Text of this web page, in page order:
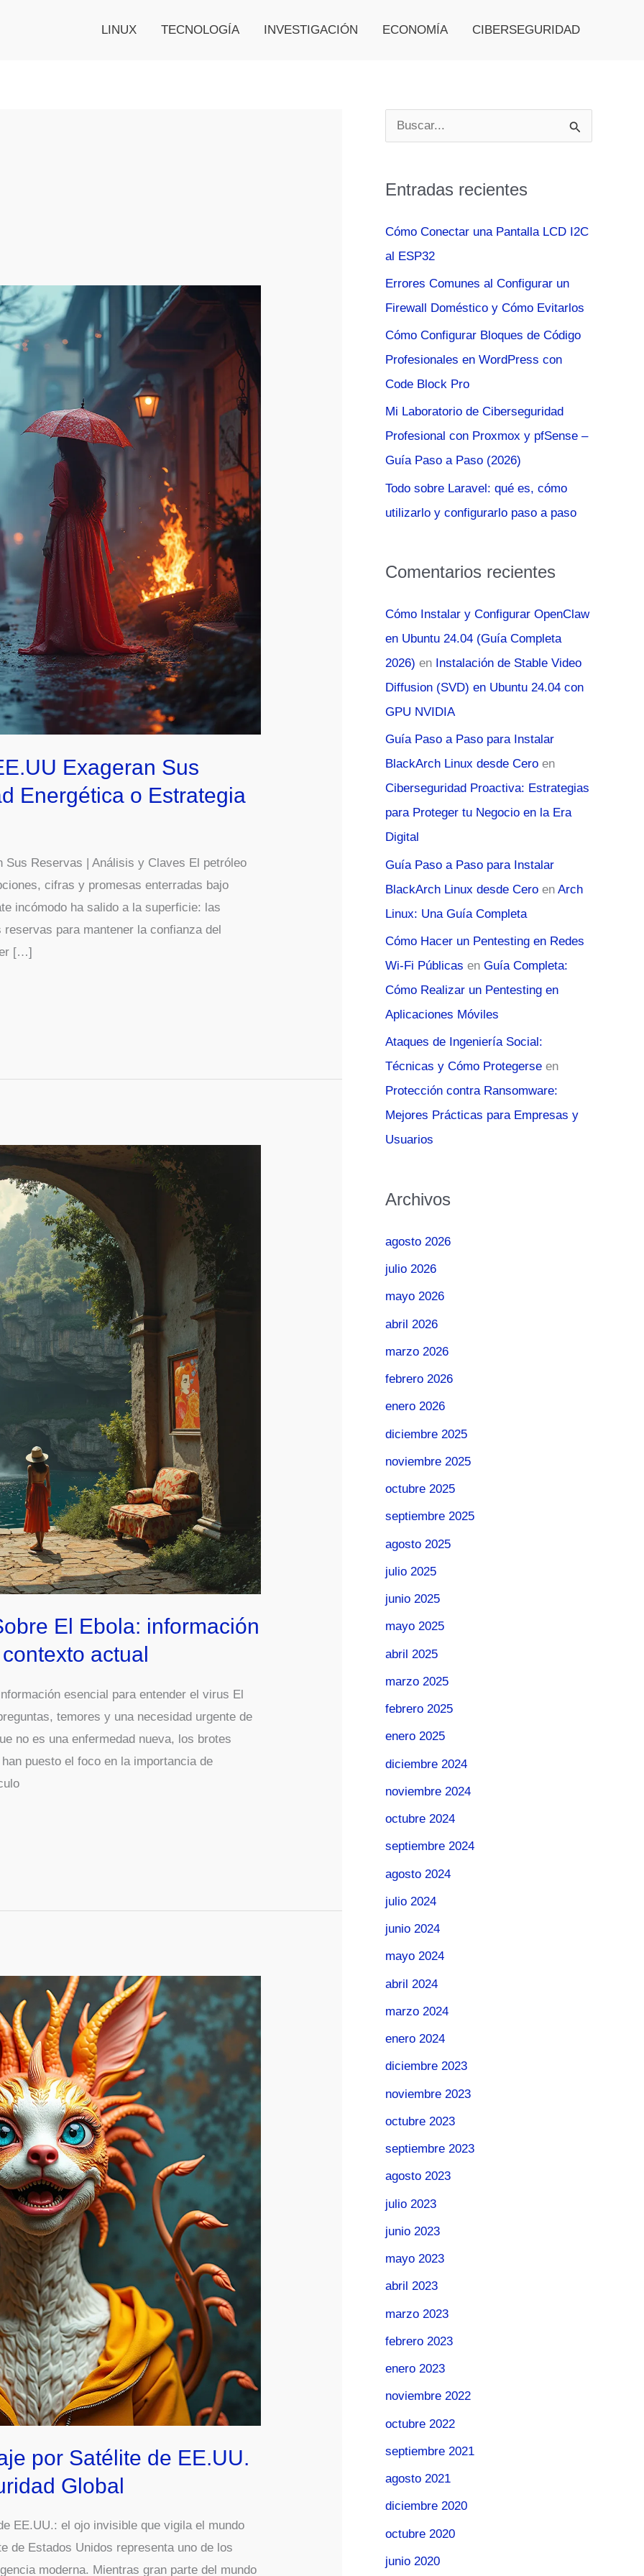
LINUX TECNOLOGÍA INVESTIGACIÓN ECONOMÍA CIBERSEGURIDAD
Exageran Sus
Energética o Estrategia
Sus Reservas | Análisis y Claves El petróleo
cifras y promesas enterradas bajo
incómodo ha salido a la superficie: las
para mantener la confianza del
[…]
El Ebola: información
actual
esencial para entender el virus El
temores y una necesidad urgente de
no es una enfermedad nueva, los brotes
puesto el foco en la importancia de
por Satélite de EE.UU.
Global
EE.UU.: el ojo invisible que vigila el mundo
de Estados Unidos representa uno de los
moderna. Mientras gran parte del mundo
u
c
o
r
:
Entradas recientes
Cómo Conectar una Pantalla LCD I2C
al ESP32
Errores Comunes al Configurar un
Firewall Doméstico y Cómo Evitarlos
Cómo Configurar Bloques de Código
Profesionales en WordPress con
Code Block Pro
Mi Laboratorio de Ciberseguridad
Profesional con Proxmox y pfSense –
Guía Paso a Paso (2026)
Todo sobre Laravel: qué es, cómo
utilizarlo y configurarlo paso a paso
Comentarios recientes
Cómo Instalar y Configurar OpenClaw
en Ubuntu 24.04 (Guía Completa
2026) en Instalación de Stable Video
Diffusion (SVD) en Ubuntu 24.04 con
GPU NVIDIA
Guía Paso a Paso para Instalar
BlackArch Linux desde Cero en
Ciberseguridad Proactiva: Estrategias
para Proteger tu Negocio en la Era
Digital
Guía Paso a Paso para Instalar
BlackArch Linux desde Cero en Arch
Linux: Una Guía Completa
Cómo Hacer un Pentesting en Redes
Wi-Fi Públicas en Guía Completa:
Cómo Realizar un Pentesting en
Aplicaciones Móviles
Ataques de Ingeniería Social:
Técnicas y Cómo Protegerse en
Protección contra Ransomware:
Mejores Prácticas para Empresas y
Usuarios
Archivos
agosto 2026
julio 2026
mayo 2026
abril 2026
marzo 2026
febrero 2026
enero 2026
diciembre 2025
noviembre 2025
octubre 2025
septiembre 2025
agosto 2025
julio 2025
junio 2025
mayo 2025
abril 2025
marzo 2025
febrero 2025
enero 2025
diciembre 2024
noviembre 2024
octubre 2024
septiembre 2024
agosto 2024
julio 2024
junio 2024
mayo 2024
abril 2024
marzo 2024
enero 2024
diciembre 2023
noviembre 2023
octubre 2023
septiembre 2023
agosto 2023
julio 2023
junio 2023
mayo 2023
abril 2023
marzo 2023
febrero 2023
enero 2023
noviembre 2022
octubre 2022
septiembre 2021
agosto 2021
diciembre 2020
octubre 2020
junio 2020